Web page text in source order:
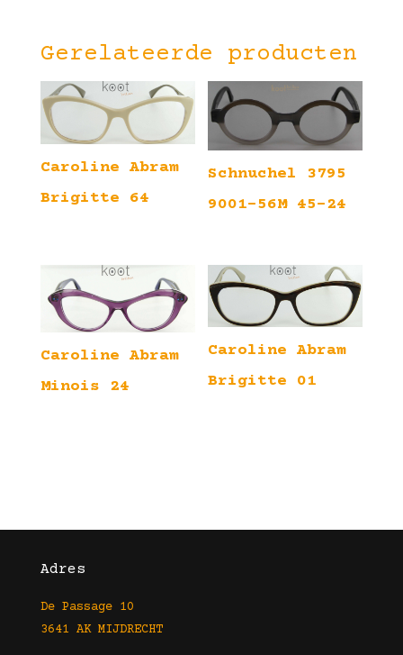
Gerelateerde producten
Caroline Abram
Brigitte 64
Schnuchel 3795
9001-56M 45-24
Caroline Abram
Minois 24
Caroline Abram
Brigitte 01
Adres
De Passage 10
3641 AK MIJDRECHT